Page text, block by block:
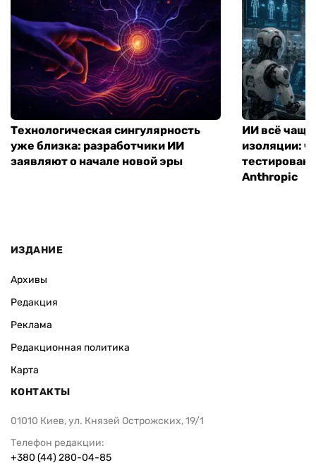
Технологическая сингулярность
уже близка: разработчики ИИ
заявляют о начале новой эры
ИИ всё
изоляции:
Anthropic
ИЗДАНИЕ
Архивы
Редакция
Реклама
Редакционная политика
Карта
КОНТАКТЫ
01010 Киев, ул. Князей Острожских, 19/1
Телефон редакции:
+380 (44) 280-04-85